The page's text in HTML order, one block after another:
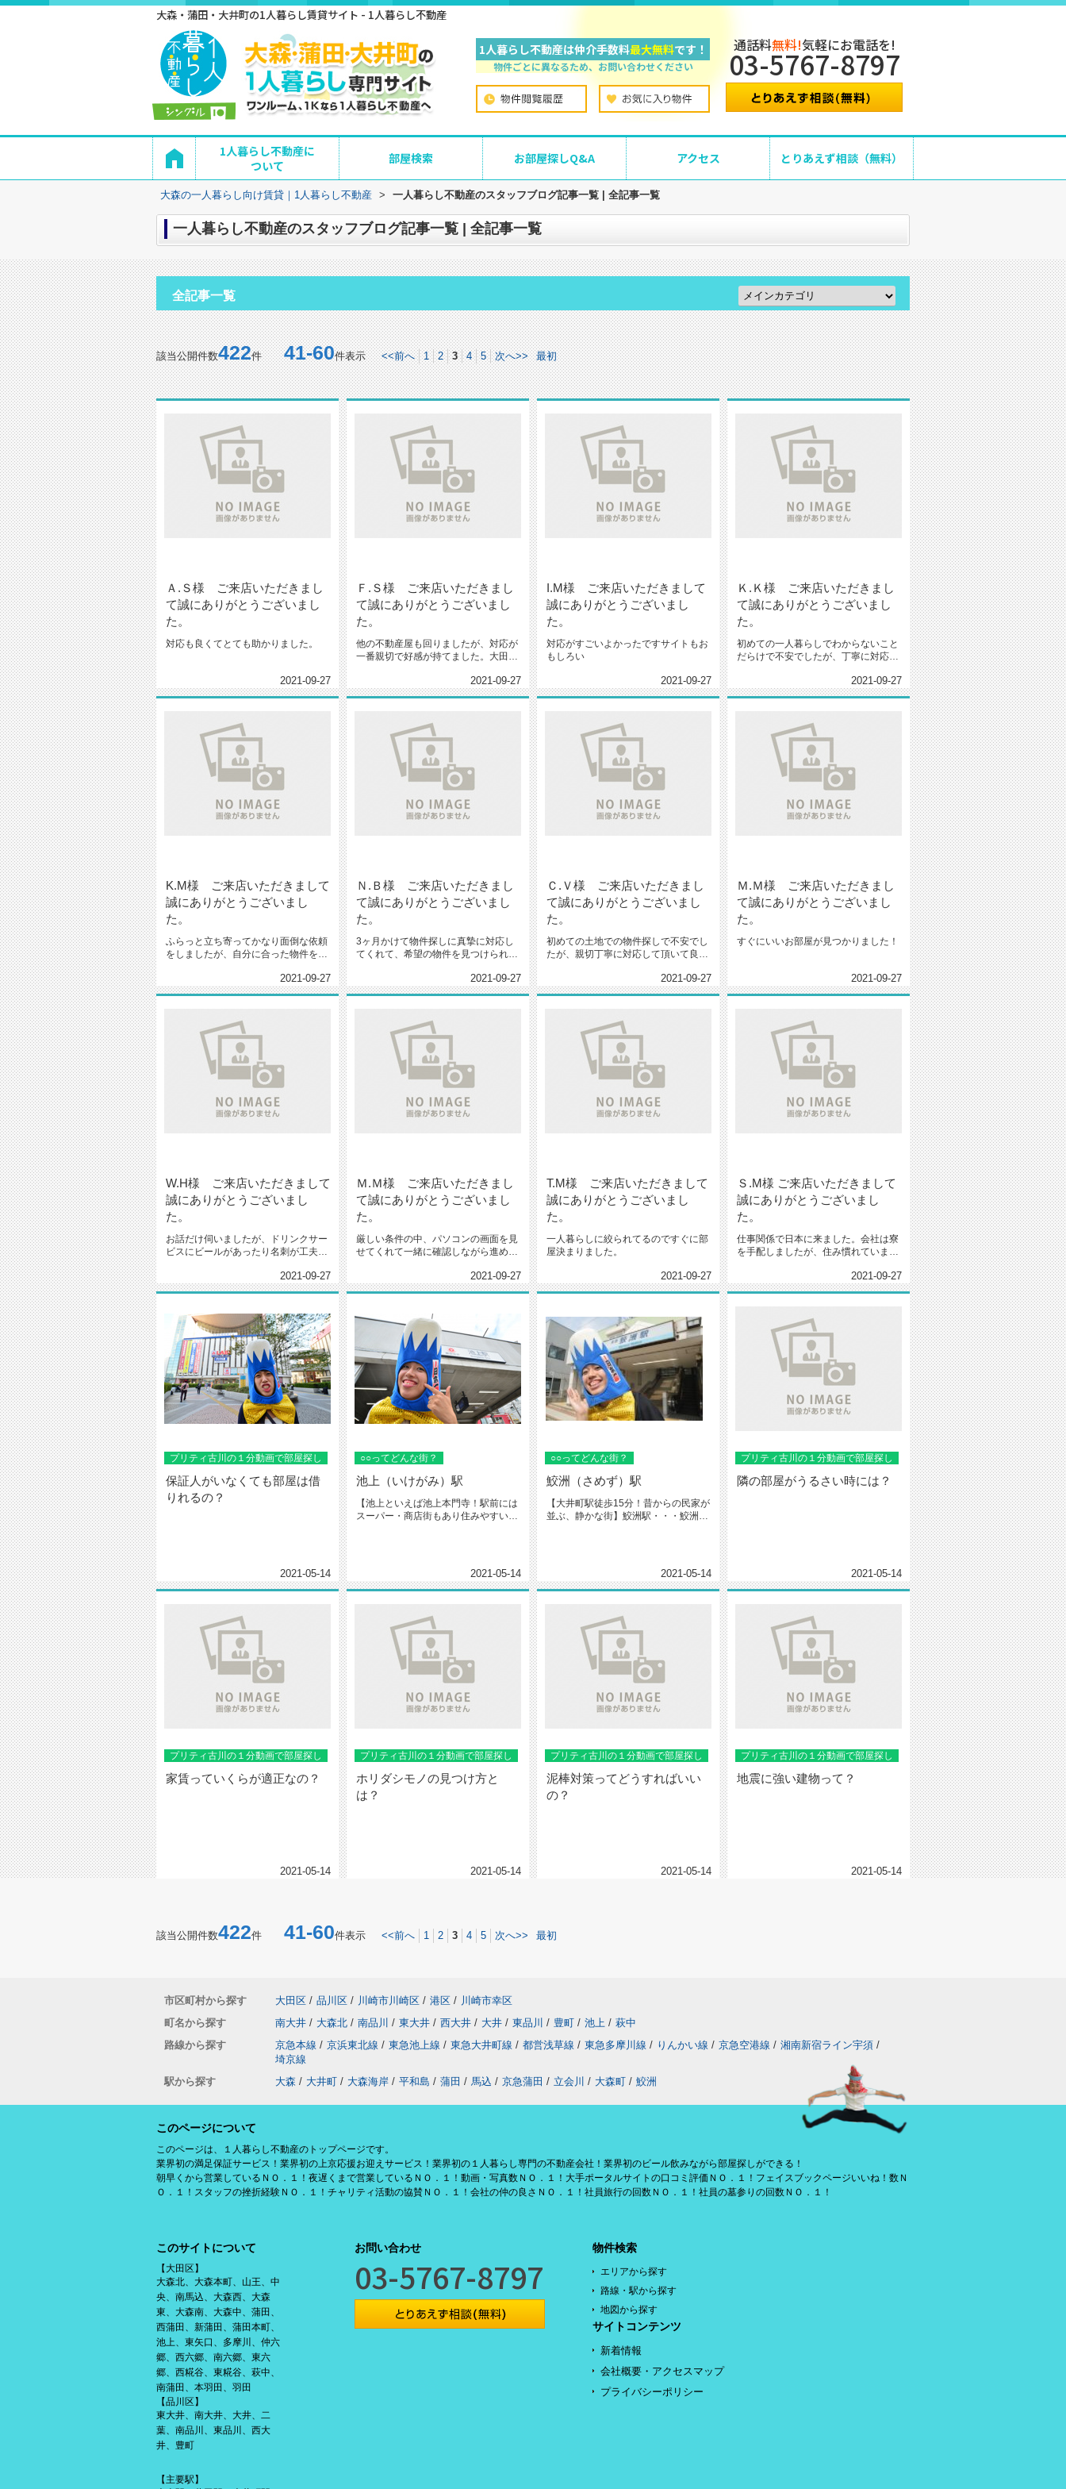
大森・蒲田・大井町の1人暮らし賃貸サイト - 1人暮らし不動産
1人暮らし不動産は仲介手数料最大無料です！
物件ごとに異なるため、お問い合わせください
通話料無料!気軽にお電話を!
03-5767-8797
1人暮らし不動産に
ついて
部屋検索 お部屋探しQ&A アクセス とりあえず相談（無料）
大森の一人暮らし向け賃貸｜1人暮らし不動産 > 一人暮らし不動産のスタッフブログ記事一覧 | 全記事一覧
一人暮らし不動産のスタッフブログ記事一覧 | 全記事一覧
全記事一覧
該当公開件数422件41-60件表示 <<前へ 1 2 3 4 5 次へ>> 最初
Ａ.Ｓ様 ご来店いただきまし
て誠にありがとうございまし
た。
対応も良くてとても助かりました。
2021-09-27
Ｆ.Ｓ様 ご来店いただきまし
て誠にありがとうございまし
た。
他の不動産屋も回りましたが、対応が
一番親切で好感が持てました。大田、
2021-09-27
I.M様 ご来店いただきまして
誠にありがとうございまし
た。
対応がすごいよかったですサイトもお
もしろい
2021-09-27
Ｋ.Ｋ様 ご来店いただきまし
て誠にありがとうございまし
た。
初めての一人暮らしでわからないこと
だらけで不安でしたが、丁寧に対応し
2021-09-27
K.M様 ご来店いただきまして
誠にありがとうございまし
た。
ふらっと立ち寄ってかなり面倒な依頼
をしましたが、自分に合った物件を探
2021-09-27
Ｎ.Ｂ様 ご来店いただきまし
て誠にありがとうございまし
た。
3ヶ月かけて物件探しに真摯に対応し
てくれて、希望の物件を見つけられま
2021-09-27
Ｃ.Ｖ様 ご来店いただきまし
て誠にありがとうございまし
た。
初めての土地での物件探しで不安でし
たが、親切丁寧に対応して頂いて良い
2021-09-27
Ｍ.Ｍ様 ご来店いただきまし
て誠にありがとうございまし
た。
すぐにいいお部屋が見つかりました！
2021-09-27
W.H様 ご来店いただきまして
誠にありがとうございまし
た。
お話だけ伺いましたが、ドリンクサー
ビスにビールがあったり名刺が工夫さ
2021-09-27
Ｍ.Ｍ様 ご来店いただきまし
て誠にありがとうございまし
た。
厳しい条件の中、パソコンの画面を見
せてくれて一緒に確認しながら進めて
2021-09-27
T.M様 ご来店いただきまして
誠にありがとうございまし
た。
一人暮らしに絞られてるのですぐに部
屋決まりました。
2021-09-27
Ｓ.M様 ご来店いただきまして
誠にありがとうございまし
た。
仕事関係で日本に来ました。会社は寮
を手配しましたが、住み慣れていませ
2021-09-27
プリティ古川の１分動画で部屋探し
保証人がいなくても部屋は借
りれるの？
2021-05-14
○○ってどんな街？
池上（いけがみ）駅
【池上といえば池上本門寺！駅前には
スーパー・商店街もあり住みやすい
2021-05-14
○○ってどんな街？
鮫洲（さめず）駅
【大井町駅徒歩15分！昔からの民家が
並ぶ、静かな街】鮫洲駅・・・鮫洲駅
2021-05-14
プリティ古川の１分動画で部屋探し
隣の部屋がうるさい時には？
2021-05-14
プリティ古川の１分動画で部屋探し
家賃っていくらが適正なの？
2021-05-14
プリティ古川の１分動画で部屋探し
ホリダシモノの見つけ方と
は？
2021-05-14
プリティ古川の１分動画で部屋探し
泥棒対策ってどうすればいい
の？
2021-05-14
プリティ古川の１分動画で部屋探し
地震に強い建物って？
2021-05-14
該当公開件数422件 41-60件表示 <<前へ 1 2 3 4 5 次へ>> 最初
市区町村から探す 大田区 / 品川区 / 川崎市川崎区 / 港区 / 川崎市幸区
町名から探す
南大井 / 大森北 / 南品川 / 東大井 / 西大井 / 大井 / 東品川 / 豊町 / 池上 / 萩中
路線から探す
京急本線 / 京浜東北線 / 東急池上線 / 東急大井町線 / 都営浅草線 / 東急多摩川線 / りんかい線 / 京急空港線 / 湘南新宿ライン宇須 /
埼京線
駅から探す
大森 / 大井町 / 大森海岸 / 平和島 / 蒲田 / 馬込 / 京急蒲田 / 立会川 / 大森町 / 鮫洲
このページについて
このページは、１人暮らし不動産のトップページです。
業界初の満足保証サービス！業界初の上京応援お迎えサービス！業界初の１人暮らし専門の不動産会社！業界初のビール飲みながら部屋探しができる！
朝早くから営業しているＮＯ．１！夜遅くまで営業しているＮＯ．１！動画・写真数ＮＯ．１！大手ポータルサイトの口コミ評価ＮＯ．１！フェイスブックページいいね！数Ｎ
Ｏ．１！スタッフの挫折経験ＮＯ．１！チャリティ活動の協賛ＮＯ．１！会社の仲の良さＮＯ．１！社員旅行の回数ＮＯ．１！社員の墓参りの回数ＮＯ．１！
このサイトについて
【大田区】
大森北、大森本町、山王、中
央、南馬込、大森西、大森
東、大森南、大森中、蒲田、
西蒲田、新蒲田、蒲田本町、
池上、東矢口、多摩川、仲六
郷、西六郷、南六郷、東六
郷、西糀谷、東糀谷、萩中、
南蒲田、本羽田、羽田
【品川区】
東大井、南大井、大井、二
葉、南品川、東品川、西大
井、豊町
【主要駅】
お問い合わせ
03-5767-8797
物件検索
エリアから探す
路線・駅から探す
地図から探す
サイトコンテンツ
新着情報
会社概要・アクセスマップ
プライバシーポリシー